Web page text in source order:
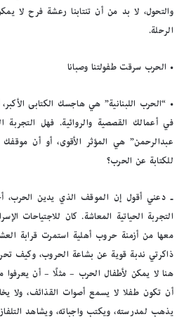
والتحول، لا بد من أن تنتابنا رعشة فرح لا
الرحلة.
• الحرب سرقت طفولتنا وصبانا
• “الحرب اللبنانية” هي هاجسك الكتابى
في أعمالك القصصية والروائية. فهل التجربة
عبدالرحمن” هي المؤثر الأقوى، أو أن
للكتابة عن الحرب؟
ـ دعني أقول إن الموقف الذي يدين الحرب،
التجربة الحياتية المعاشة. كان للاجتياحات
معها من أزمنة حروب أهلية استمرت قرابة
ذاكرتي ندبة قوية عن بشاعة الحروب، وكيف
هنا لا يمكن لأطفال الحرب – مثلًا – أن يعرفوا
أن تكون طفلا لا يسمع أصوات القذائف، ولا
يذهب لمدرسته، ويكتب واجباته، ويشاهد